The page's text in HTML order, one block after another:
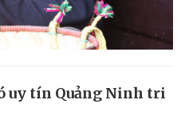
uy tín Quảng Ninh tri